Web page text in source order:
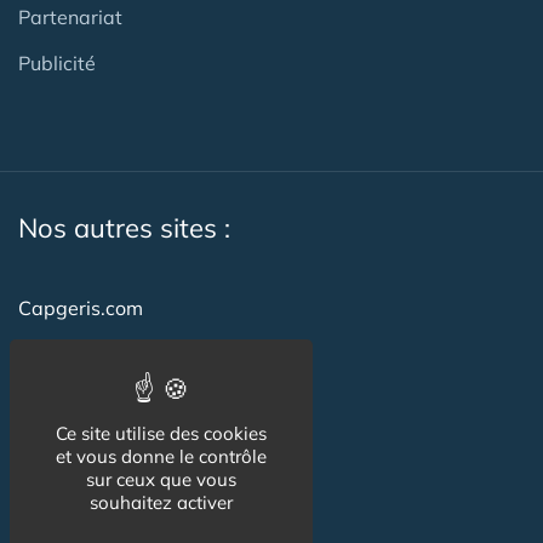
Partenariat
Publicité
Nos autres sites :
Capgeris.com
Emploi-formation-sante.com
Seniorissimmo.com
Creche-et-naissance.com
Ce site utilise des cookies
et vous donne le contrôle
sur ceux que vous
souhaitez activer